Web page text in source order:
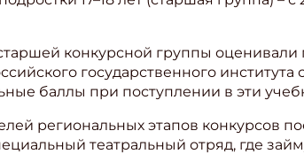
конкурсной группы оценивали
государственного
баллы при поступлении в эти
региональных этапов конкурсов
театральный отряд, где